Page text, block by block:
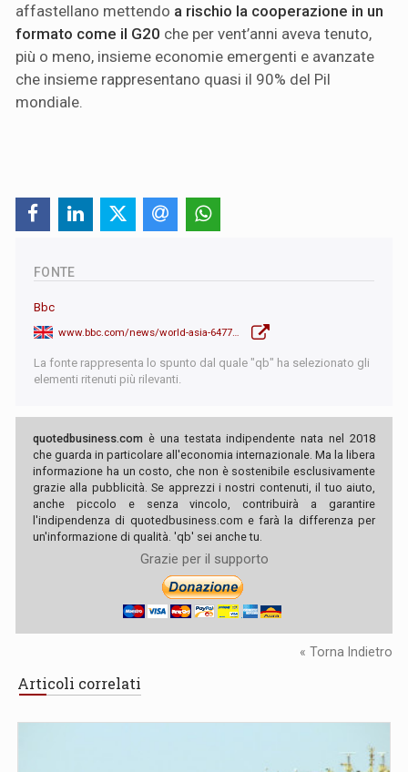
affastellano mettendo a rischio la cooperazione in un
formato come il G20 che per vent’anni aveva tenuto,
più o meno, insieme economie emergenti e avanzate
che insieme rappresentano quasi il 90% del Pil
mondiale.
FONTE
Bbc
La fonte rappresenta lo spunto dal quale "qb" ha selezionato gli
elementi ritenuti più rilevanti.
quotedbusiness.com è una testata indipendente nata nel 2018
che guarda in particolare all'economia internazionale. Ma la libera
informazione ha un costo, che non è sostenibile esclusivamente
grazie alla pubblicità. Se apprezzi i nostri contenuti, il tuo aiuto,
anche piccolo e senza vincolo, contribuirà a garantire
l'indipendenza di quotedbusiness.com e farà la differenza per
un'informazione di qualità. 'qb' sei anche tu.
Grazie per il supporto
« Torna Indietro
Articoli correlati